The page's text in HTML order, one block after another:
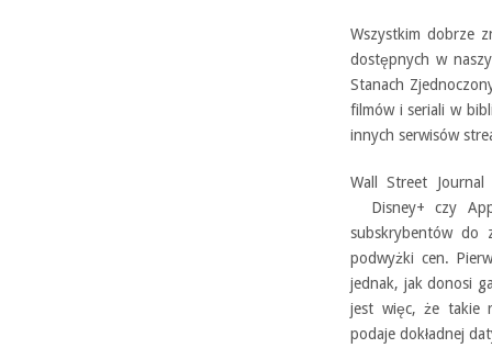
Wszystkim dobrze
dostępnych w
Stanach
filmów i seriali w
innych serwisów
Wall Street
Disney+ czy
subskrybentów do
podwyżki cen.
jednak, jak donosi
jest więc, że takie
podaje dokładnej